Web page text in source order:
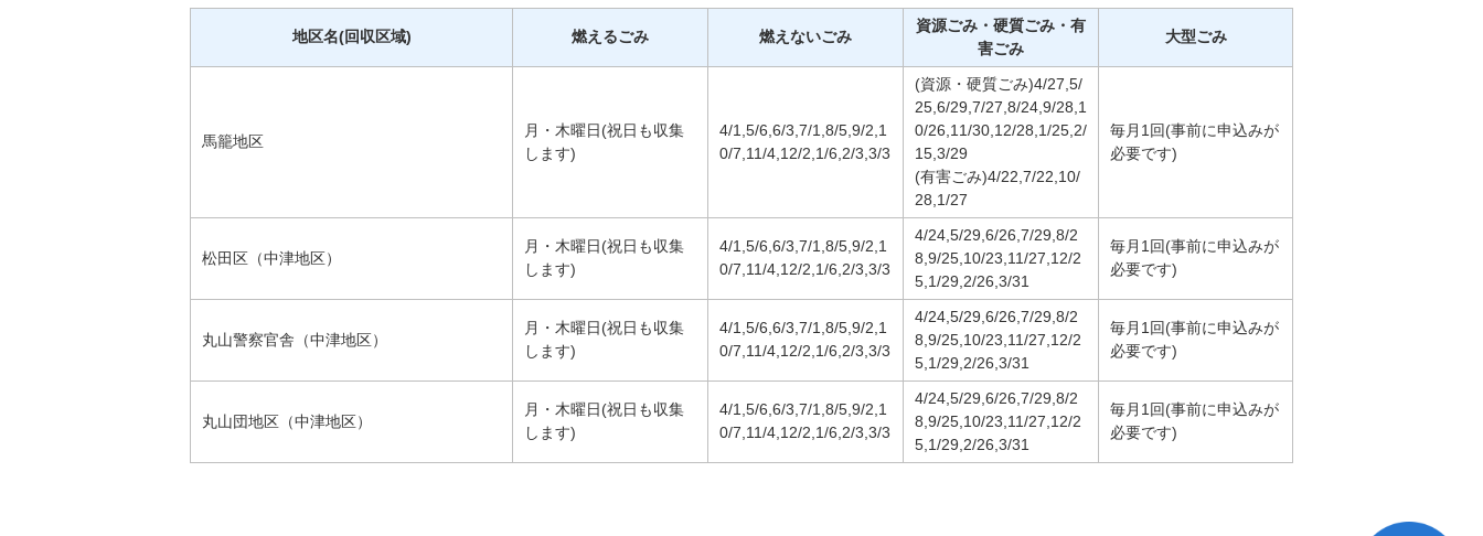
地区名(回収区域) 燃えるごみ 燃えないごみ
資源ごみ・硬質ごみ・有
害ごみ
大型ごみ
馬籠地区
月・木曜日(祝日も収集
します)
4/1,5/6,6/3,7/1,8/5,9/2,1
0/7,11/4,12/2,1/6,2/3,3/3
(資源・硬質ごみ)4/27,5/
25,6/29,7/27,8/24,9/28,1
0/26,11/30,12/28,1/25,2/
15,3/29
(有害ごみ)4/22,7/22,10/
28,1/27
毎月1回(事前に申込みが
必要です)
松田区（中津地区）
月・木曜日(祝日も収集
します)
4/1,5/6,6/3,7/1,8/5,9/2,1
0/7,11/4,12/2,1/6,2/3,3/3
4/24,5/29,6/26,7/29,8/2
8,9/25,10/23,11/27,12/2
5,1/29,2/26,3/31
毎月1回(事前に申込みが
必要です)
丸山警察官舎（中津地区）
月・木曜日(祝日も収集
します)
4/1,5/6,6/3,7/1,8/5,9/2,1
0/7,11/4,12/2,1/6,2/3,3/3
4/24,5/29,6/26,7/29,8/2
8,9/25,10/23,11/27,12/2
5,1/29,2/26,3/31
毎月1回(事前に申込みが
必要です)
丸山団地区（中津地区）
月・木曜日(祝日も収集
します)
4/1,5/6,6/3,7/1,8/5,9/2,1
0/7,11/4,12/2,1/6,2/3,3/3
4/24,5/29,6/26,7/29,8/2
8,9/25,10/23,11/27,12/2
5,1/29,2/26,3/31
毎月1回(事前に申込みが
必要です)